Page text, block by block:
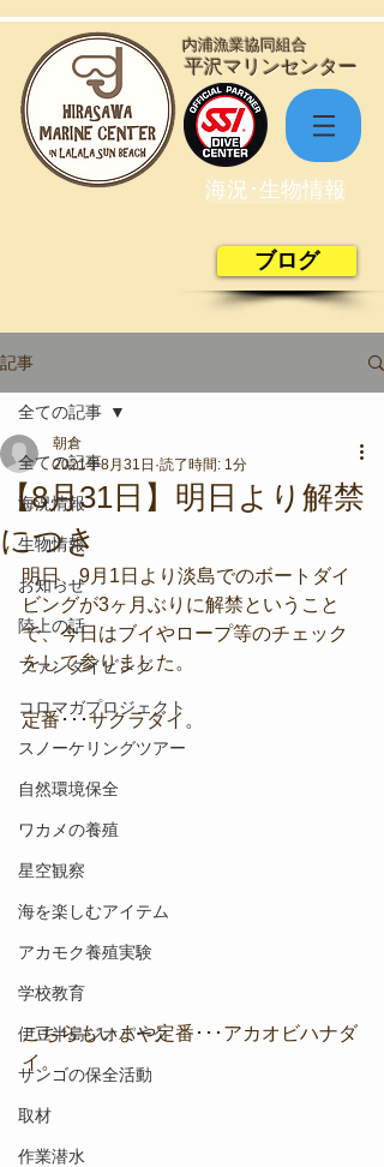
​平沢マリンセンター
​内浦漁業協同組合
海況･生物情報
ブログ
記事
全ての記事
海況情報
生物情報
お知らせ
陸上の話
ファンダイビング
コロマガプロジェクト
スノーケリングツアー
自然環境保全
ワカメの養殖
星空観察
海を楽しむアイテム
アカモク養殖実験
学校教育
伊豆半島ジオパーク
サンゴの保全活動
取材
作業潜水
全ての記事
【8月31日】明日より解禁
につき
朝倉
2021年8月31日 読了時間: 1分
明日、9月1日より淡島でのボートダイ
ビングが3ヶ月ぶりに解禁ということ
で、今日はブイやロープ等のチェック
をして参りました。
定番･･･サクラダイ。
こちらもいまや定番･･･アカオビハナダ
イ。